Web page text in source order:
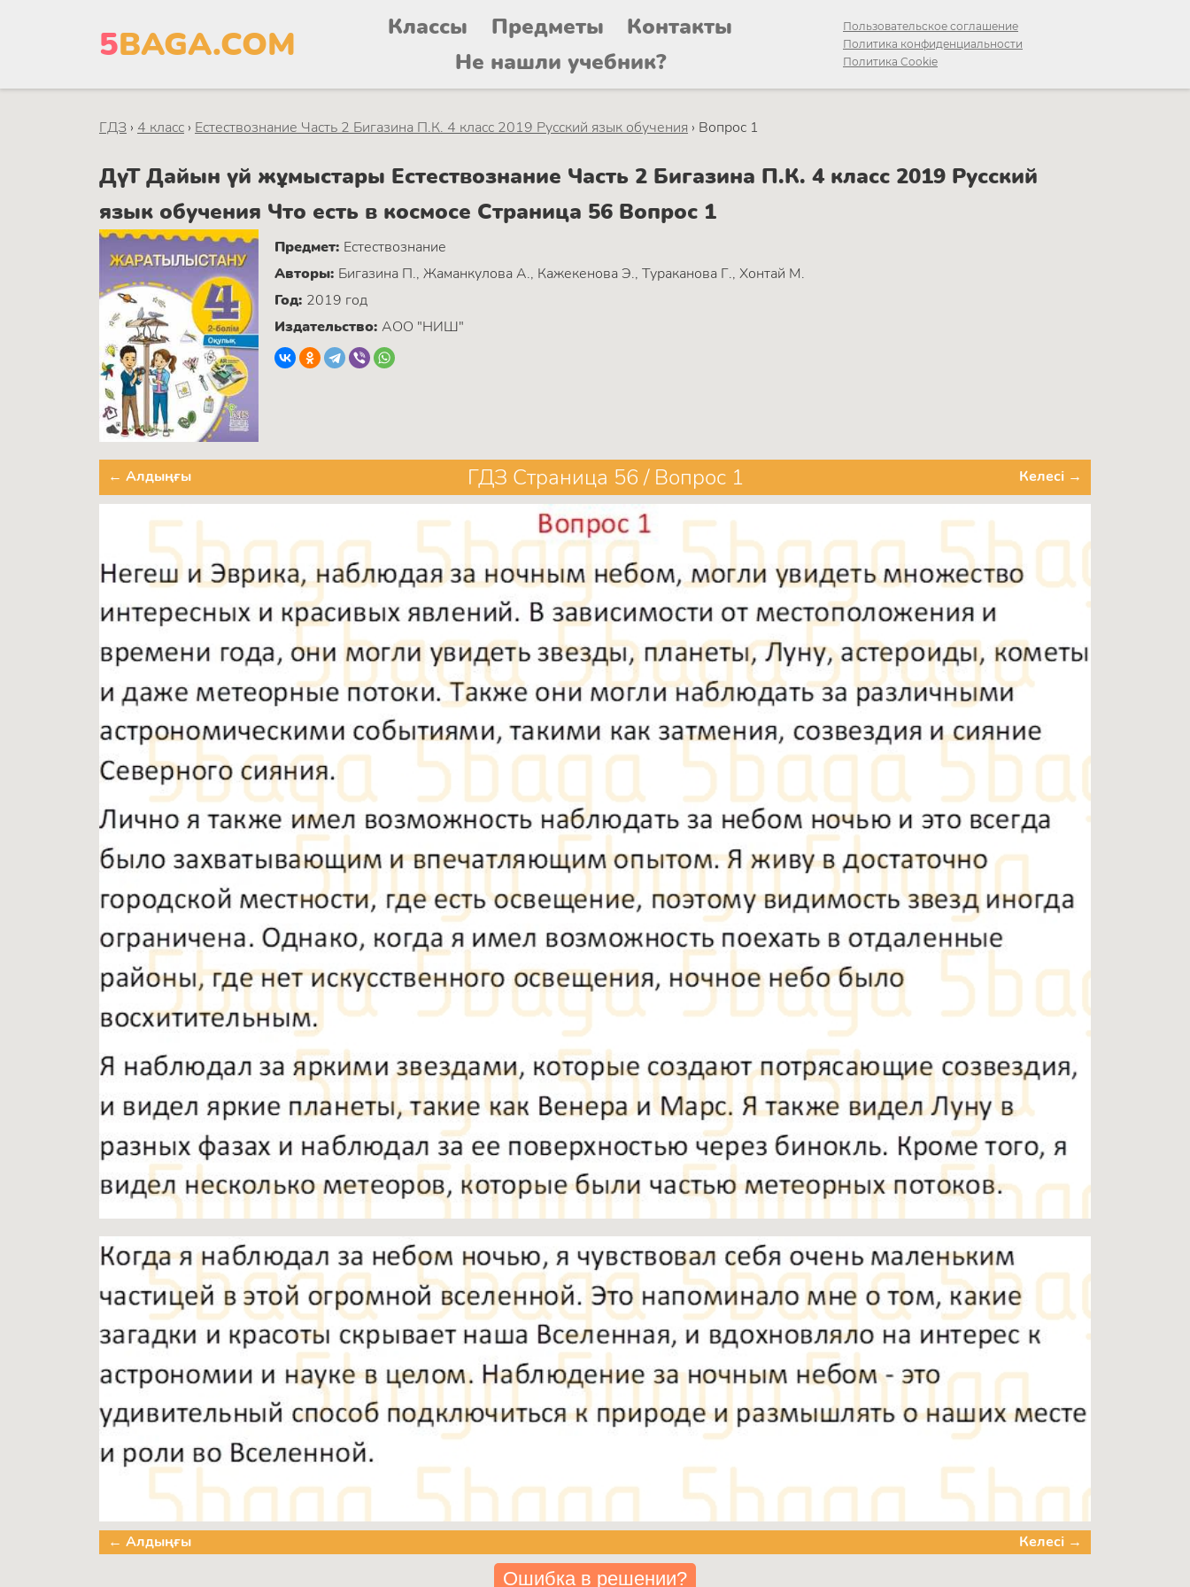
5BAGA.COM Классы Предметы
Контакты
Не нашли учебник?
Пользовательское соглашение
Политика конфиденциальности
Политика Cookie
ГДЗ › 4 класс › Естествознание Часть 2 Бигазина П.К. 4 класс 2019 Русский язык обучения › Вопрос 1
ДүТ Дайын үй жұмыстары Естествознание Часть 2 Бигазина П.К. 4 класс 2019 Русский
язык обучения Что есть в космосе Страница 56 Вопрос 1
Предмет: Естествознание
Авторы: Бигазина П., Жаманкулова А., Кажекенова Э., Тураканова Г., Хонтай М.
Год: 2019 год
Издательство: АОО "НИШ"
← Алдыңғы ГДЗ Страница 56 / Вопрос 1 Келесі →
← Алдыңғы Келесі →
Ошибка в решении?